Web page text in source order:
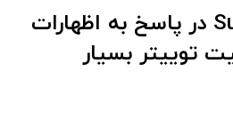
مدیرعامل Substack در پاسخ به اظهارات
بسیار